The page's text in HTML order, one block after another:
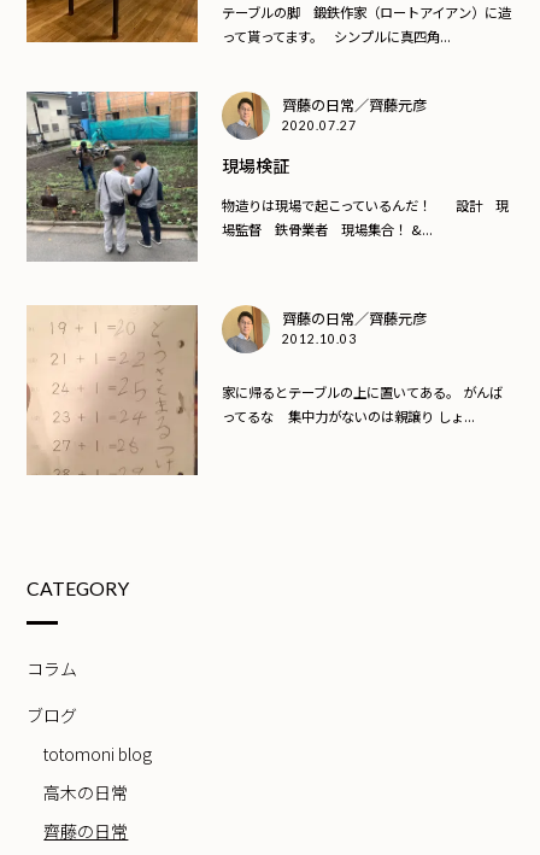
テーブルの脚 鍛鉄作家（ロートアイアン）に造
って貰ってます。 シンプルに真四角...
齊藤の日常／齊藤元彦
2020.07.27
現場検証
物造りは現場で起こっているんだ！ 設計 現
場監督 鉄骨業者 現場集合！ &...
齊藤の日常／齊藤元彦
2012.10.03
家に帰るとテーブルの上に置いてある。 がんば
ってるな 集中力がないのは親譲り しょ...
CATEGORY
コラム
ブログ
totomoni blog
高木の日常
齊藤の日常